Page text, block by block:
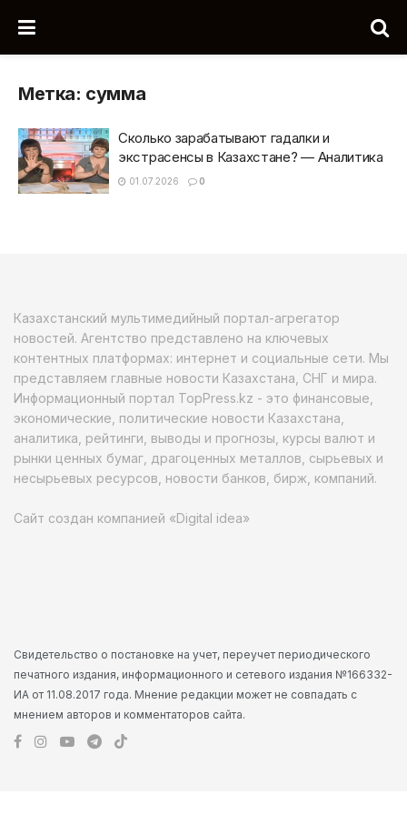
Метка: сумма
Сколько зарабатывают гадалки и
экстрасенсы в Казахстане? — Аналитика
01.07.2026 0
Казахстанский мультимедийный портал-агрегатор
новостей. Агентство представлено на ключевых
контентных платформах: интернет и социальные сети. Мы
представляем главные новости Казахстана, СНГ и мира.
Информационный портал TopPress.kz - это финансовые,
экономические, политические новости Казахстана,
аналитика, рейтинги, выводы и прогнозы, курсы валют и
рынки ценных бумаг, драгоценных металлов, сырьевых и
несырьевых ресурсов, новости банков, бирж, компаний.
Сайт создан компанией «Digital idea»
Свидетельство о постановке на учет, переучет периодического
печатного издания, информационного и сетевого издания №166332-
ИА от 11.08.2017 года. Мнение редакции может не совпадать с
мнением авторов и комментаторов сайта.